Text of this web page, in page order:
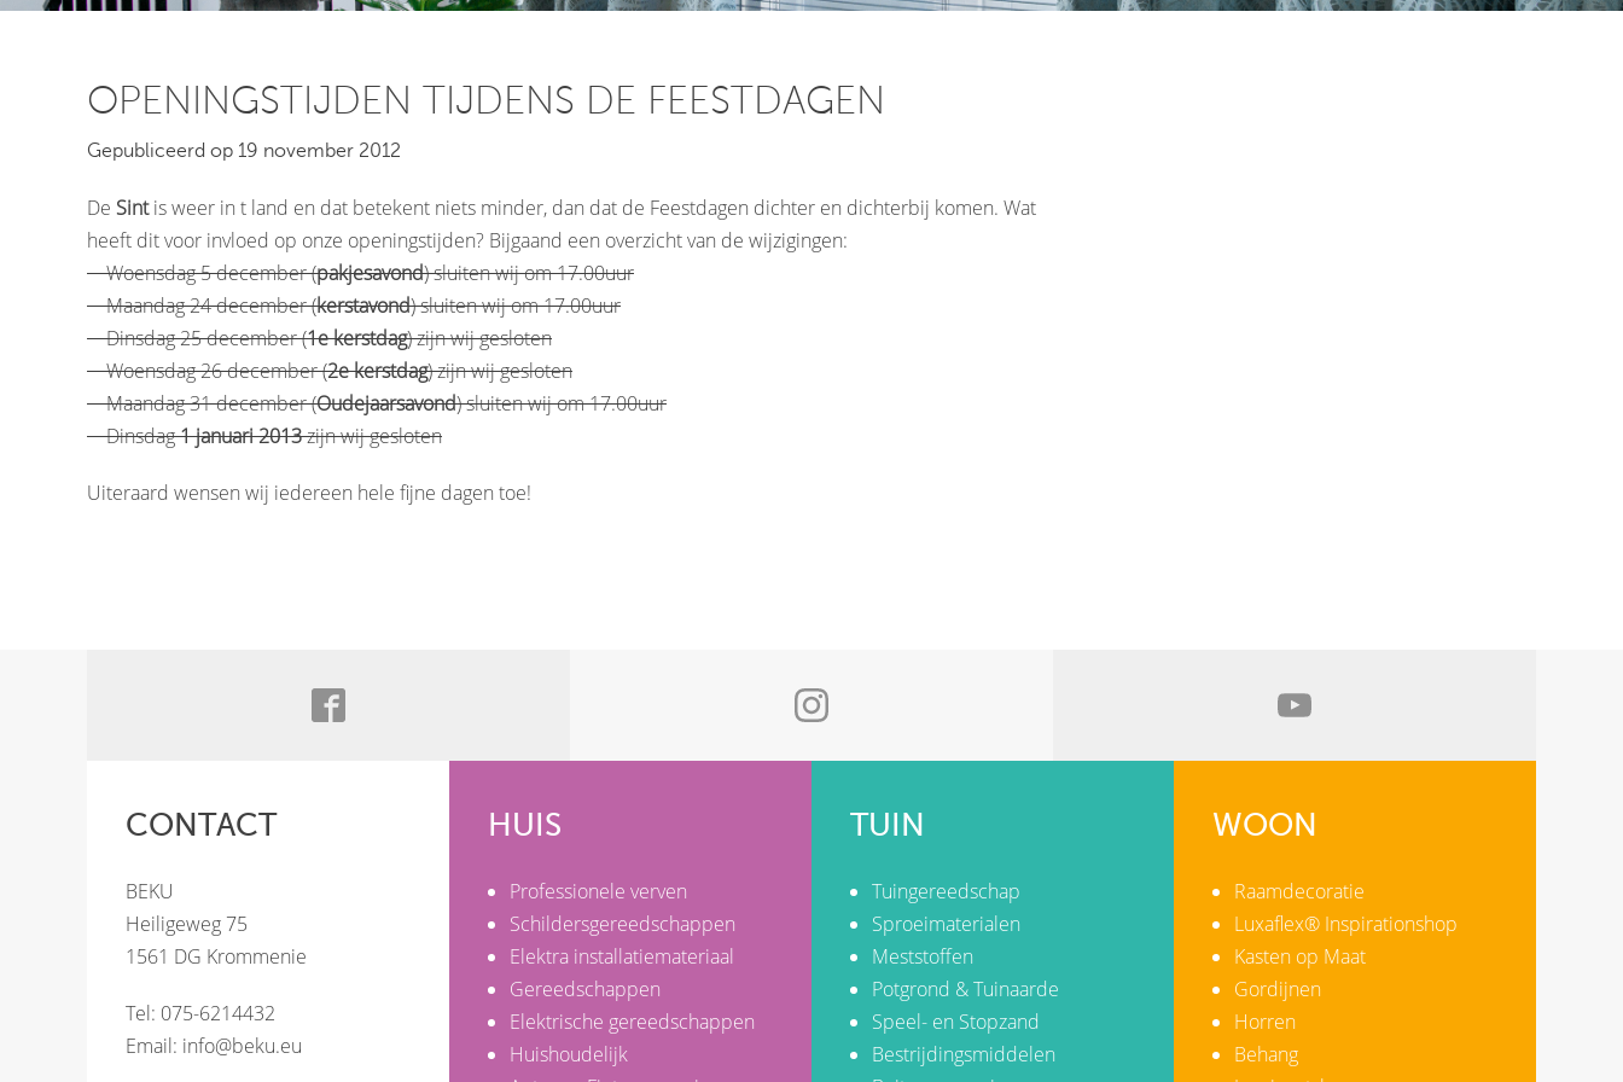
OPENINGSTIJDEN TIJDENS DE FEESTDAGEN
Gepubliceerd op 19 november 2012
De Sintis weer in t land en dat betekent niets minder, dan dat de Feestdagen dichter en dichterbij komen. Wat
heeft dit voor invloed op onze openingstijden? Bijgaand een overzicht van de wijzigingen:
 Woensdag 5 december (pakjesavond) sluiten wij om 17.00uur
 Maandag 24 december (kerstavond) sluiten wij om 17.00uur
 Dinsdag 25 december (1e kerstdag) zijn wij gesloten
 Woensdag 26 december (2e kerstdag) zijn wij gesloten
 Maandag 31 december (Oudejaarsavond) sluiten wij om 17.00uur
 Dinsdag1 januari 2013zijn wij gesloten
Uiteraard wensen wij iedereen hele fijne dagen toe!
CONTACT
BEKU
Heiligeweg 75
1561 DG Krommenie
Tel: 075-6214432
Email: info@beku.eu
HUIS
Professionele verven
Schildersgereedschappen
Elektra installatiemateriaal
Gereedschappen
Elektrische gereedschappen
Huishoudelijk
TUIN
Tuingereedschap
Sproeimaterialen
Meststoffen
Potgrond & Tuinaarde
Speel- en Stopzand
Bestrijdingsmiddelen
WOON
Raamdecoratie
Luxaflex® Inspirationshop
Kasten op Maat
Gordijnen
Horren
Behang